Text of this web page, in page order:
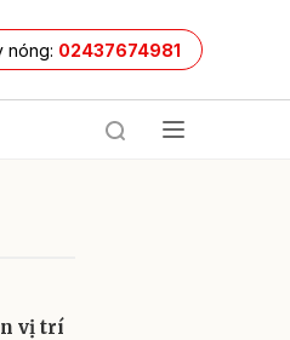
nóng: 02437674981
vị trí